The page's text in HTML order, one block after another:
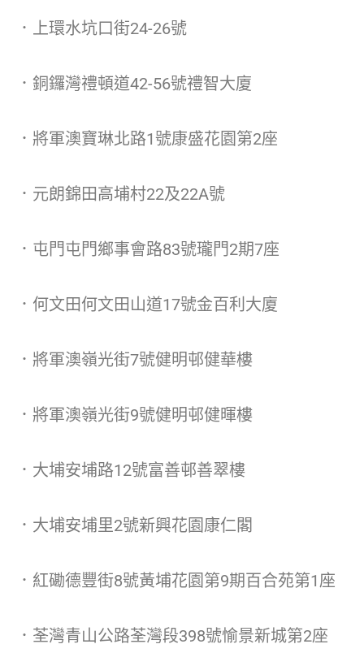
．上環水坑口街24-26號
．銅鑼灣禮頓道42-56號禮智大廈
．將軍澳寶琳北路1號康盛花園第2座
．元朗錦田高埔村22及22A號
．屯門屯門鄉事會路83號瓏門2期7座
．何文田何文田山道17號金百利大廈
．將軍澳嶺光街7號健明邨健華樓
．將軍澳嶺光街9號健明邨健暉樓
．大埔安埔路12號富善邨善翠樓
．大埔安埔里2號新興花園康仁閣
．紅磡德豐街8號黃埔花園第9期百合苑第1座
．荃灣青山公路荃灣段398號愉景新城第2座